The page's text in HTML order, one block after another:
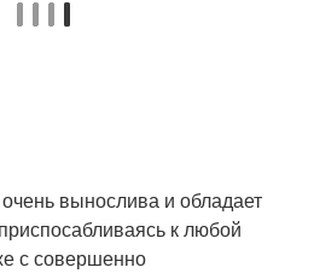
вынослива и обладает
к любой
с совершенно